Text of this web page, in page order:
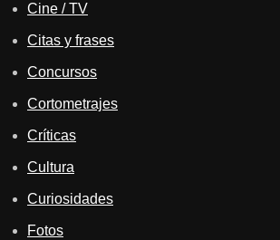
Cine / TV
Citas y frases
Concursos
Cortometrajes
Críticas
Cultura
Curiosidades
Fotos